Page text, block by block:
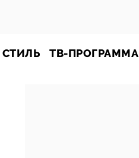
СТИЛЬ ТВ-ПРОГРАММА